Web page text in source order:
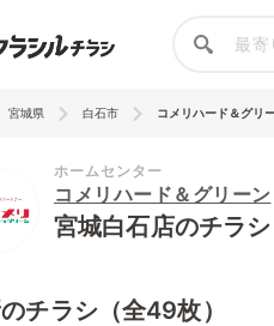
宮城県 白石市 コメリハード＆グリ
ホームセンター
コメリハード＆グリーン
宮城白石店のチラシ
チラシ（全49枚）